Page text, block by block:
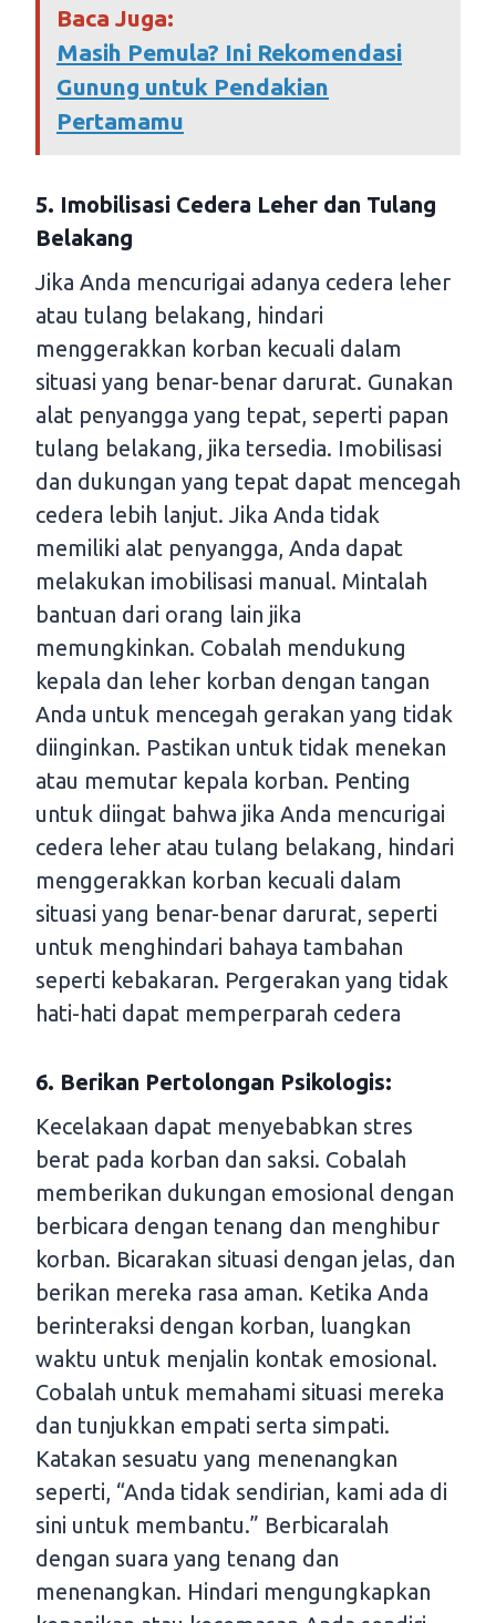
Baca Juga:
Masih Pemula? Ini Rekomendasi
Gunung untuk Pendakian
Pertamamu
5. Imobilisasi Cedera Leher dan Tulang
Belakang
Jika Anda mencurigai adanya cedera leher
atau tulang belakang, hindari
menggerakkan korban kecuali dalam
situasi yang benar-benar darurat. Gunakan
alat penyangga yang tepat, seperti papan
tulang belakang, jika tersedia. Imobilisasi
dan dukungan yang tepat dapat mencegah
cedera lebih lanjut. Jika Anda tidak
memiliki alat penyangga, Anda dapat
melakukan imobilisasi manual. Mintalah
bantuan dari orang lain jika
memungkinkan. Cobalah mendukung
kepala dan leher korban dengan tangan
Anda untuk mencegah gerakan yang tidak
diinginkan. Pastikan untuk tidak menekan
atau memutar kepala korban. Penting
untuk diingat bahwa jika Anda mencurigai
cedera leher atau tulang belakang, hindari
menggerakkan korban kecuali dalam
situasi yang benar-benar darurat, seperti
untuk menghindari bahaya tambahan
seperti kebakaran. Pergerakan yang tidak
hati-hati dapat memperparah cedera
6. Berikan Pertolongan Psikologis:
Kecelakaan dapat menyebabkan stres
berat pada korban dan saksi. Cobalah
memberikan dukungan emosional dengan
berbicara dengan tenang dan menghibur
korban. Bicarakan situasi dengan jelas, dan
berikan mereka rasa aman. Ketika Anda
berinteraksi dengan korban, luangkan
waktu untuk menjalin kontak emosional.
Cobalah untuk memahami situasi mereka
dan tunjukkan empati serta simpati.
Katakan sesuatu yang menenangkan
seperti, “Anda tidak sendirian, kami ada di
sini untuk membantu.” Berbicaralah
dengan suara yang tenang dan
menenangkan. Hindari mengungkapkan